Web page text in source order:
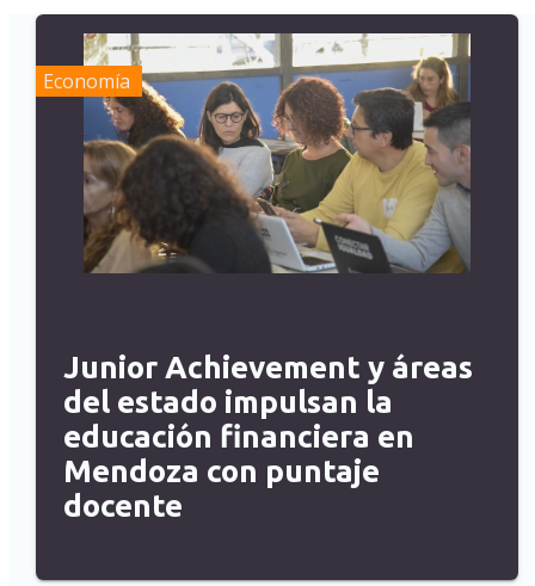
Economía
Junior Achievement y áreas
del estado impulsan la
educación financiera en
Mendoza con puntaje
docente